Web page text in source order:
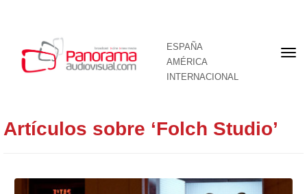
ESPAÑA
AMÉRICA
INTERNACIONAL
Artículos sobre ‘Folch Studio’